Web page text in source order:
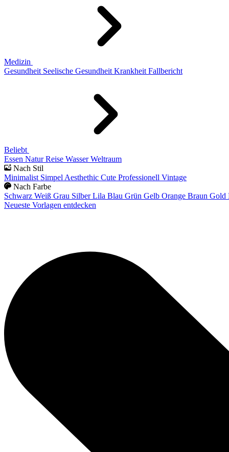
Medizin
Gesundheit Seelische Gesundheit Krankheit Fallbericht
Beliebt
Essen Natur Reise Wasser Weltraum
Nach Stil
Minimalist Simpel Aesthethic Cute Professionell Vintage
Nach Farbe
Schwarz Weiß Grau Silber Lila Blau Grün Gelb Orange Braun Gold
Neueste Vorlagen entdecken